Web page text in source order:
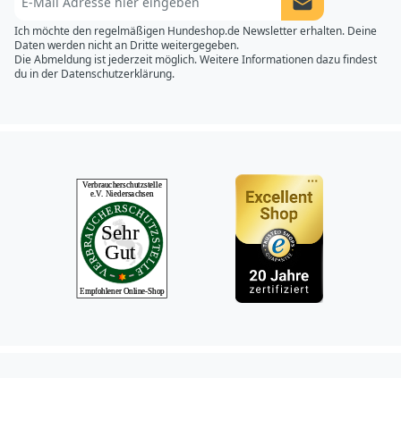
Newsletter
Ich möchte den regelmäßigen Hundeshop.de Newsletter erhalten. Deine
Daten werden nicht an Dritte weitergegeben.
Die Abmeldung ist jederzeit möglich. Weitere Informationen dazu findest
du in der Datenschutzerklärung.